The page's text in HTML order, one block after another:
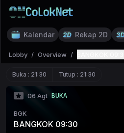
Kalendar Rekap 2D
Lobby / Overview /
Buka : 21:30 Tutup : 21:30
06 Agt BUKA
BGK
BANGKOK 09:30